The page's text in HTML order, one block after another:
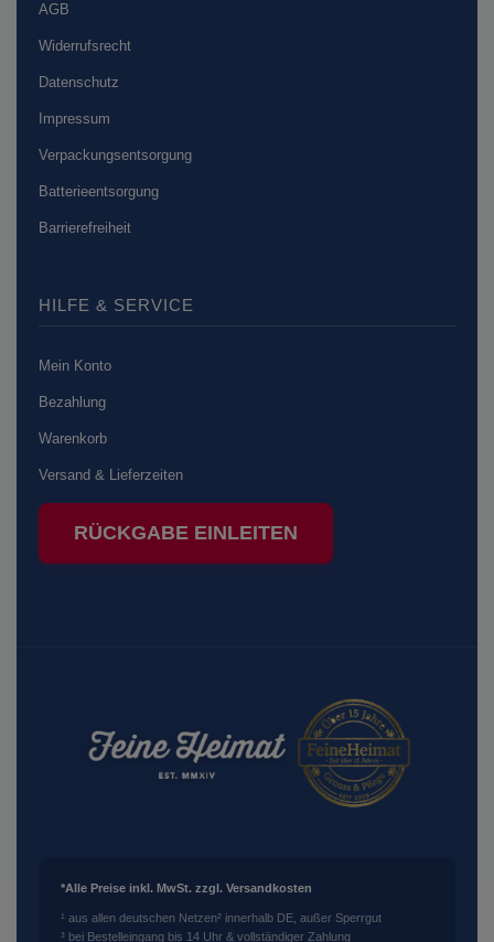
AGB
Widerrufsrecht
Datenschutz
Impressum
Verpackungsentsorgung
Batterieentsorgung
Barrierefreiheit
HILFE & SERVICE
Mein Konto
Bezahlung
Warenkorb
Versand & Lieferzeiten
RÜCKGABE EINLEITEN
*Alle Preise inkl. MwSt. zzgl. Versandkosten
¹ aus allen deutschen Netzen² innerhalb DE, außer Sperrgut
³ bei Bestelleingang bis 14 Uhr & vollständiger Zahlung